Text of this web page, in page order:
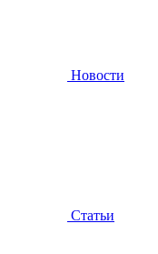
Новости
Статьи